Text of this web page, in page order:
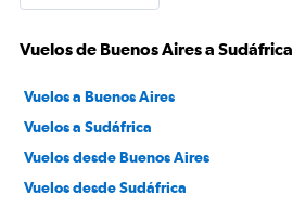
Vuelos de Buenos Aires a Sudáfrica
Vuelos a Buenos Aires
Vuelos a Sudáfrica
Vuelos desde Buenos Aires
Vuelos desde Sudáfrica